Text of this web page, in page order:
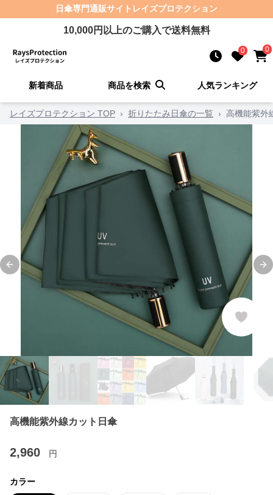
日傘専門通販サイト レイズプロテクション
10,000円以上のご購入で送料無料
0 0
新着商品 商品を検索 人気ランキング
レイズプロテクション TOP › 折りたたみ日傘の一覧 › 高機能紫外
Previous slide
高機能紫外線カット日傘
2,960 円
カラー